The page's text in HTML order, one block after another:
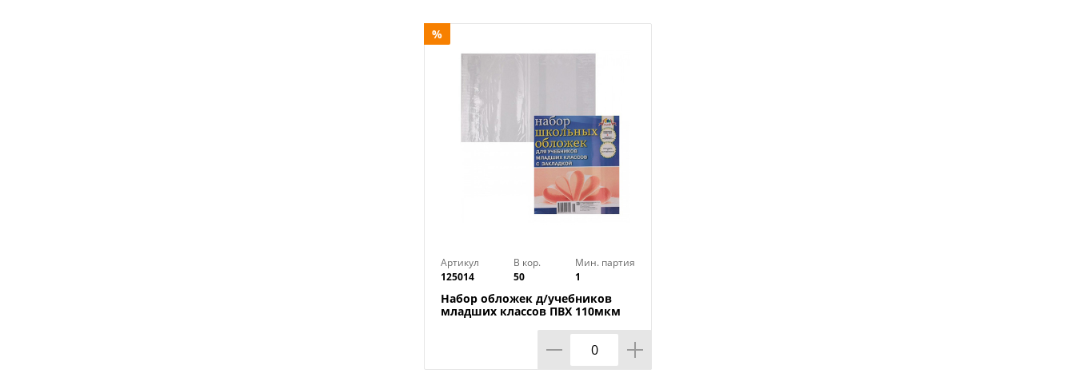
%
Артикул
125014
В кор.
50
Мин. партия
1
Набор обложек д/учебников
младших классов ПВХ 110мкм